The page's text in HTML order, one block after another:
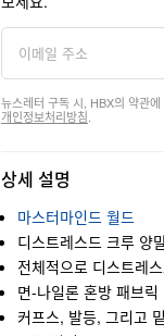
뉴스레터 구독 시, HBX의 약관
개인정보처리방침
상세 설명
마스터마인드 월드
디스트레스드 크루 양
전체적으로 디스트레
면-나일론 혼방 패브릭
커프스, 발등, 그리고